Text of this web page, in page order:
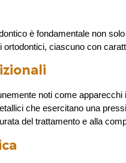
è fondamentale non
ciascuno con
noti come
che esercitano una
del trattamento e alla